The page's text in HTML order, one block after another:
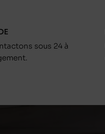
sous 24 à